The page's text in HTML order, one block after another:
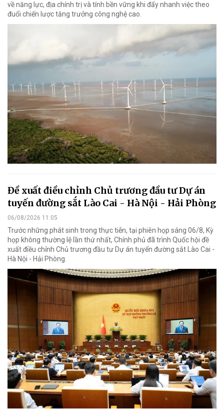
về năng lực, địa chính trị và tính bền vững khi đẩy nhanh việc theo
đuổi chiến lược tăng trưởng công nghệ cao.
Đề xuất điều chỉnh Chủ trương đầu tư Dự án
tuyến đường sắt Lào Cai - Hà Nội - Hải Phòng
06/08/2026 11:05
Trước những phát sinh trong thực tiễn, tại phiên họp sáng 06/8, Kỳ
họp không thường lệ lần thứ nhất, Chính phủ đã trình Quốc hội đề
xuất điều chỉnh Chủ trương đầu tư Dự án tuyến đường sắt Lào Cai -
Hà Nội - Hải Phòng.